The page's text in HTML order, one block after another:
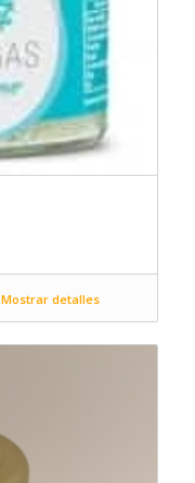
Mostrar detalles